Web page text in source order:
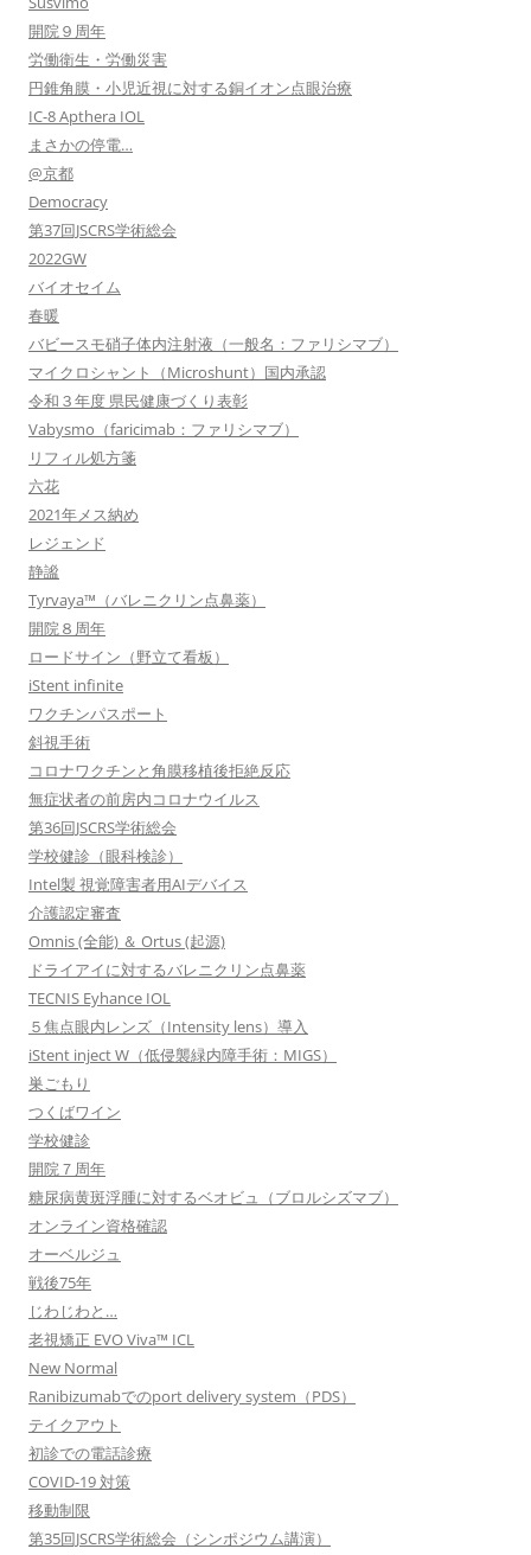
開院９周年
労働衛生・労働災害
円錐角膜・小児近視に対する銅イオン点眼治療
IC-8 Apthera IOL
まさかの停電…
@京都
Democracy
第37回JSCRS学術総会
2022GW
バイオセイム
春暖
バビースモ硝子体内注射液（一般名：ファリシマブ）
マイクロシャント（Microshunt）国内承認
令和３年度 県民健康づくり表彰
Vabysmo（faricimab：ファリシマブ）
リフィル処方箋
六花
2021年メス納め
レジェンド
静謐
Tyrvaya™（バレニクリン点鼻薬）
開院８周年
ロードサイン（野立て看板）
iStent infinite
ワクチンパスポート
斜視手術
コロナワクチンと角膜移植後拒絶反応
無症状者の前房内コロナウイルス
第36回JSCRS学術総会
学校健診（眼科検診）
Intel製 視覚障害者用AIデバイス
介護認定審査
Omnis (全能) ＆ Ortus (起源)
ドライアイに対するバレニクリン点鼻薬
TECNIS Eyhance IOL
５焦点眼内レンズ（Intensity lens）導入
iStent inject W（低侵襲緑内障手術：MIGS）
巣ごもり
つくばワイン
学校健診
開院７周年
糖尿病黄斑浮腫に対するベオビュ（ブロルシズマブ）
オンライン資格確認
オーベルジュ
戦後75年
じわじわと…
老視矯正 EVO Viva™ ICL
New Normal
Ranibizumabでのport delivery system（PDS）
テイクアウト
初診での電話診療
COVID-19 対策
移動制限
第35回JSCRS学術総会（シンポジウム講演）